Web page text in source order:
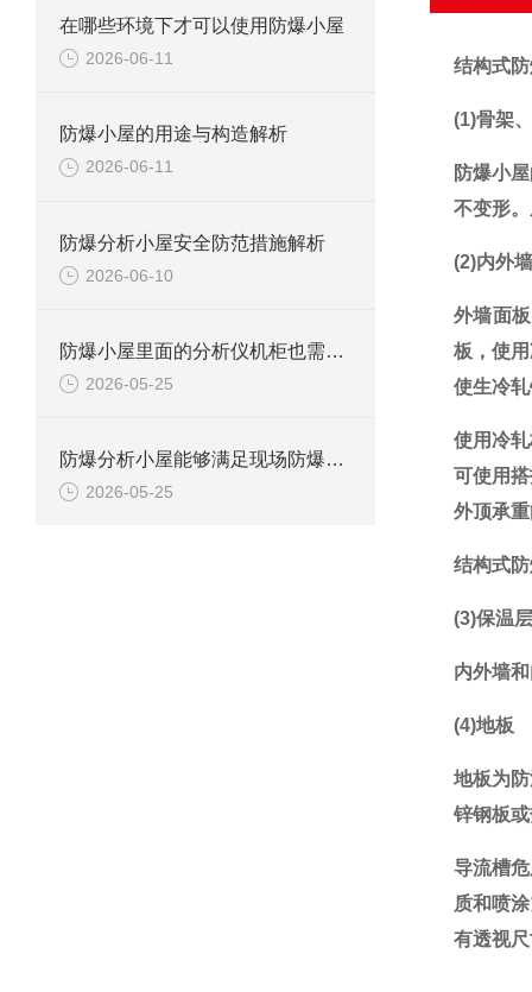
在哪些环境下才可以使用防爆小屋
2026-06-11
防爆小屋的用途与构造解析
2026-06-11
防爆分析小屋安全防范措施解析
2026-06-10
防爆小屋里面的分析仪机柜也需要防爆的吗？
2026-05-25
防爆分析小屋能够满足现场防爆要求吗？
2026-05-25
结构式
(1)骨架
防爆小
不变形
(2)内外
外墙面
板，使
使生冷
使用冷
可使用
外顶承
结构式
(3)保温层
内外墙
(4)地板
地板为
锌钢板
导流槽
质和喷
有透视